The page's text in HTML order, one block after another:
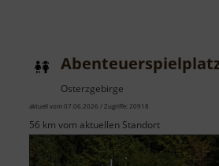
Osterzgebirge
aktuell vom 07.06.2026 / Zugriffe: 20918
56 km vom aktuellen Standort